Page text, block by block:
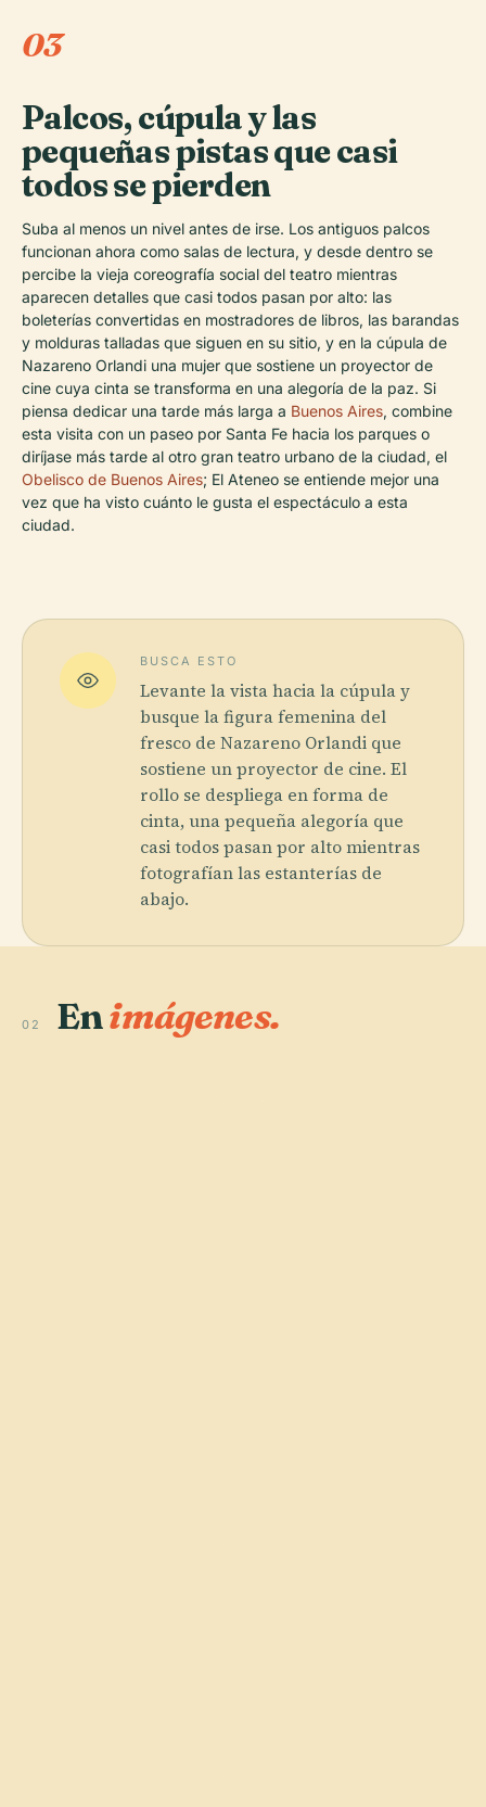
03
Palcos, cúpula y las
pequeñas pistas que casi
todos se pierden
Suba al menos un nivel antes de irse. Los antiguos palcos
funcionan ahora como salas de lectura, y desde dentro se
percibe la vieja coreografía social del teatro mientras
aparecen detalles que casi todos pasan por alto: las
boleterías convertidas en mostradores de libros, las barandas
y molduras talladas que siguen en su sitio, y en la cúpula de
Nazareno Orlandi una mujer que sostiene un proyector de
cine cuya cinta se transforma en una alegoría de la paz. Si
piensa dedicar una tarde más larga a Buenos Aires, combine
esta visita con un paseo por Santa Fe hacia los parques o
diríjase más tarde al otro gran teatro urbano de la ciudad, el
Obelisco de Buenos Aires; El Ateneo se entiende mejor una
vez que ha visto cuánto le gusta el espectáculo a esta
ciudad.
BUSCA ESTO
Levante la vista hacia la cúpula y
busque la figura femenina del
fresco de Nazareno Orlandi que
sostiene un proyector de cine. El
rollo se despliega en forma de
cinta, una pequeña alegoría que
casi todos pasan por alto mientras
fotografían las estanterías de
abajo.
02 Enimágenes.